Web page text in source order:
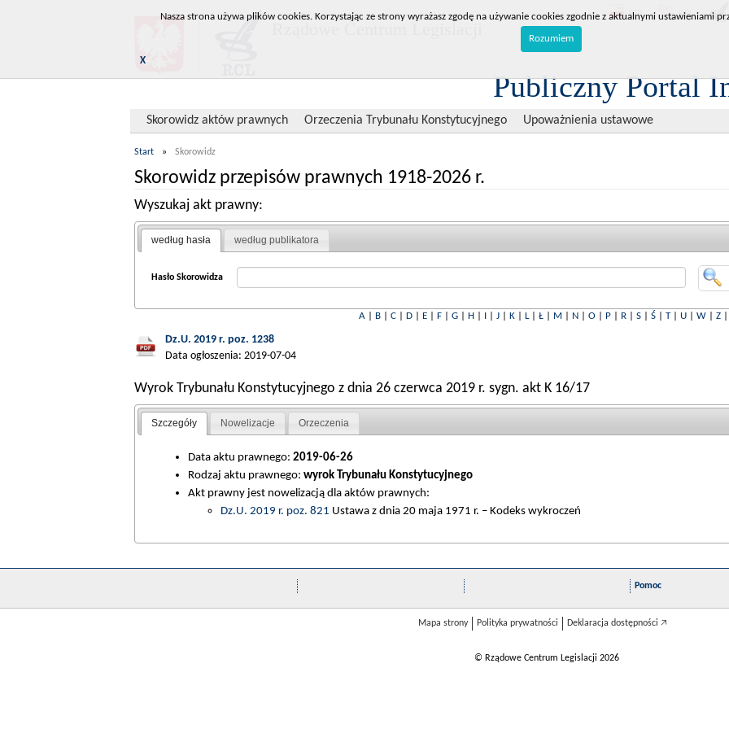
BIP RPL
Publiczny Portal
Skorowidz aktów prawnych Orzeczenia Trybunału Konstytucyjnego Upoważnienia ustawowe
Start » Skorowidz
Skorowidz przepisów prawnych 1918-2026 r.
Wyszukaj akt prawny:
według hasła według publikatora
Hasło Skorowidza
A| B| C| D| E| F| G| H| I| J| K| L| Ł| M N| O| P| R| S| Ś| T| U| W| Z|
Dz.U. 2019 r. poz. 1238
Data ogłoszenia: 2019-07-04
Wyrok Trybunału Konstytucyjnego z dnia 26 czerwca 2019 r. sygn. akt K 16/17
Szczegóły Nowelizacje Orzeczenia
Data aktu prawnego: 2019-06-26
Rodzaj aktu prawnego: wyrok Trybunału Konstytucyjnego
Akt prawny jest nowelizacją dla aktów prawnych:
Dz.U. 2019 r. poz. 821 Ustawa z dnia 20 maja 1971 r. – Kodeks wykroczeń
Pomoc
Mapa strony Polityka prywatności Deklaracja dostępności 🡥
© Rządowe Centrum Legislacji 2026
Nasza strona używa plików cookies. Korzystając ze strony wyrażasz zgodę na używanie cookies zgodnie z aktualnymi ustawieniami
Rozumiem
X